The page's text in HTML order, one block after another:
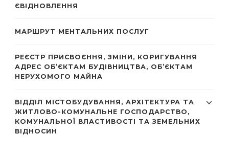
ЄВІДНОВЛЕННЯ
МАРШРУТ МЕНТАЛЬНИХ ПОСЛУГ
РЕЄСТР ПРИСВОЄННЯ, ЗМІНИ, КОРИГУВАННЯ
АДРЕС ОБ’ЄКТАМ БУДІВНИЦТВА, ОБ’ЄКТАМ
НЕРУХОМОГО МАЙНА
ВІДДІЛ МІСТОБУДУВАННЯ, АРХІТЕКТУРА ТА
ЖИТЛОВО-КОМУНАЛЬНЕ ГОСПОДАРСТВО,
КОМУНАЛЬНОЇ ВЛАСТИВОСТІ ТА ЗЕМЕЛЬНИХ
ВІДНОСИН